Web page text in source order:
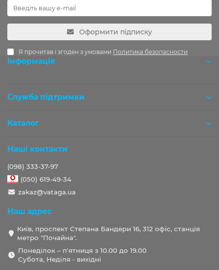
Оформити підписку
Я прочитав і згоден з умовами Политика безопасности
Інформація
Служба підтримки
Каталог
Наші контакти
(098) 333-37-97
(050) 619-49-34
zakaz@vataga.ua
Наш адрес
Київ, проспект Степана Бандери 16, 312 офіс, станція
метро "Почайна".
Понеділок – п'ятниця з 10.00 до 19.00
Субота, Неділя - вихідні